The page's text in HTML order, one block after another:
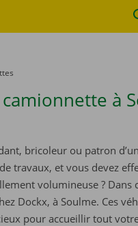
à
bricoleur ou patron
travaux, et vous devez
volumineuse ? Dans
Dockx, à Soulme. Ces
pour accueillir tout